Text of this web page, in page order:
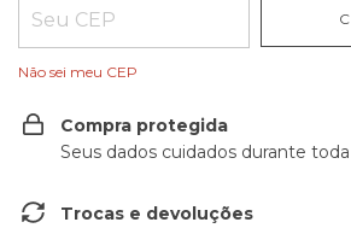
Não sei meu CEP
Compra protegida
Seus dados cuidados durante
Trocas e devoluções